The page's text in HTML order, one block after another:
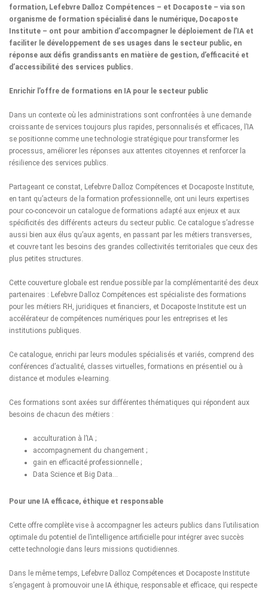
formation, Lefebvre Dalloz Compétences – et Docaposte – via son
organisme de formation spécialisé dans le numérique, Docaposte
Institute – ont pour ambition d’accompagner le déploiement de l’IA et
faciliter le développement de ses usages dans le secteur public, en
réponse aux défis grandissants en matière de gestion, d’efficacité et
d’accessibilité des services publics.
Enrichir l’offre de formations en IA pour le secteur public
Dans un contexte où les administrations sont confrontées à une demande
croissante de services toujours plus rapides, personnalisés et efficaces, l’IA
se positionne comme une technologie stratégique pour transformer les
processus, améliorer les réponses aux attentes citoyennes et renforcer la
résilience des services publics.
Partageant ce constat, Lefebvre Dalloz Compétences et Docaposte Institute,
en tant qu’acteurs de la formation professionnelle, ont uni leurs expertises
pour co-concevoir un catalogue de formations adapté aux enjeux et aux
spécificités des différents acteurs du secteur public. Ce catalogue s’adresse
aussi bien aux élus qu’aux agents, en passant par les métiers transverses,
et couvre tant les besoins des grandes collectivités territoriales que ceux des
plus petites structures.
Cette couverture globale est rendue possible par la complémentarité des deux
partenaires : Lefebvre Dalloz Compétences est spécialiste des formations
pour les métiers RH, juridiques et financiers, et Docaposte Institute est un
accélérateur de compétences numériques pour les entreprises et les
institutions publiques.
Ce catalogue, enrichi par leurs modules spécialisés et variés, comprend des
conférences d’actualité, classes virtuelles, formations en présentiel ou à
distance et modules e-learning.
Ces formations sont axées sur différentes thématiques qui répondent aux
besoins de chacun des métiers :
acculturation à l’IA ;
accompagnement du changement ;
gain en efficacité professionnelle ;
Data Science et Big Data…
Pour une IA efficace, éthique et responsable
Cette offre complète vise à accompagner les acteurs publics dans l’utilisation
optimale du potentiel de l’intelligence artificielle pour intégrer avec succès
cette technologie dans leurs missions quotidiennes.
Dans le même temps, Lefebvre Dalloz Compétences et Docaposte Institute
s’engagent à promouvoir une IA éthique, responsable et efficace, qui respecte